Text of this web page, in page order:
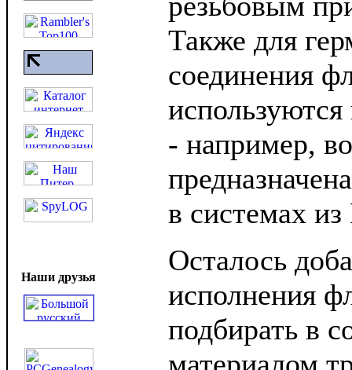
Наши друзья
Также для
соединения
- например,
в системах
Осталось
исполнения
подбирать в